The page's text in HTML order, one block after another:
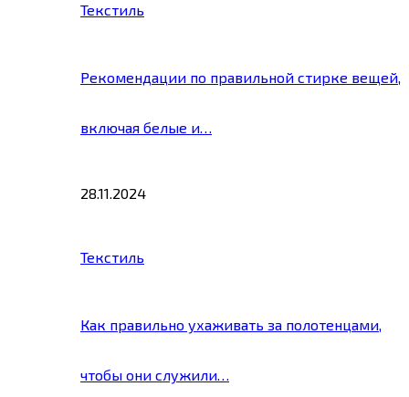
Текстиль
Рекомендации по правильной стирке вещей,
включая белые и…
28.11.2024
Текстиль
Как правильно ухаживать за полотенцами,
чтобы они служили…